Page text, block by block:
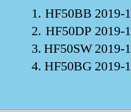
1. HF50BB 2019-
2. HF50DP 2019-
3. HF50SW 2019-
4. HF50BG 2019-